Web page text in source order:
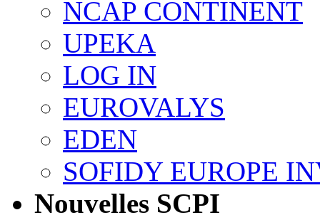
NCAP CONTINENT
UPEKA
LOG IN
EUROVALYS
EDEN
SOFIDY EUROPE
Nouvelles SCPI